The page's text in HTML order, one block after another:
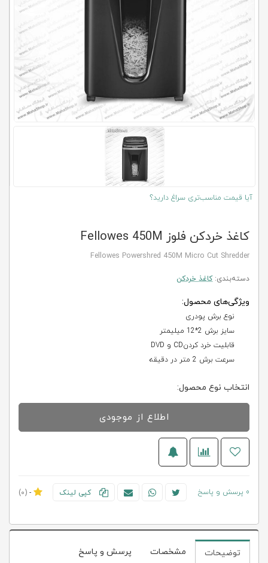
کلاب
محاشاپ
آیا قیمت مناسب‌تری سراغ دارید؟
کاغذ خردکن فلوز Fellowes 450M
Fellowes Powershred 450M Micro Cut Shredder
دسته‌بندی:کاغذ خردکن
ویژگی‌های محصول:
نوع برش پودری
سایز برش 2*12 میلیمتر
قابلیت خرد کردنCD و DVD
سرعت برش 2 متر در دقیقه
انتخاب نوع محصول:
اطلاع از موجودی
0 پرسش و پاسخ کپی لینک -
(0)
توضیحات مشخصات پرسش و پاسخ